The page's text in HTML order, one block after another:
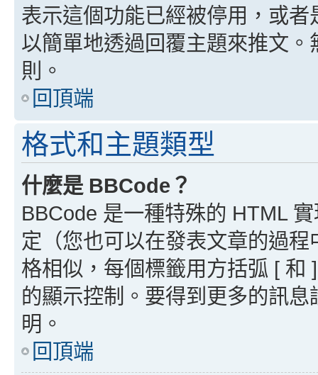
表示這個功能已經被停用，或
以簡單地透過回覆主題來推文
則。
回頂端
格式和主題類型
什麼是 BBCode？
BBCode 是一種特殊的 HTML
定（您也可以在發表文章的過
格相似，每個標籤用方括弧 [ 和
的顯示控制。要得到更多的訊
明。
回頂端